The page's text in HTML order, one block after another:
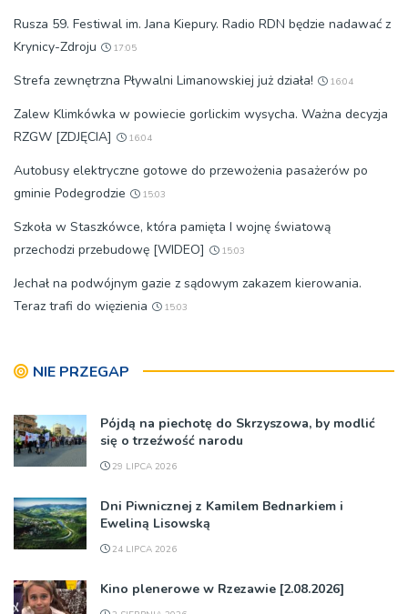
Rusza 59. Festiwal im. Jana Kiepury. Radio RDN będzie nadawać z
Krynicy-Zdroju
17:05
Strefa zewnętrzna Pływalni Limanowskiej już działa! 16:04
Zalew Klimkówka w powiecie gorlickim wysycha. Ważna decyzja
RZGW [ZDJĘCIA]
16:04
Autobusy elektryczne gotowe do przewożenia pasażerów po
gminie Podegrodzie
15:03
Szkoła w Staszkówce, która pamięta I wojnę światową
przechodzi przebudowę [WIDEO]
15:03
Jechał na podwójnym gazie z sądowym zakazem kierowania.
Teraz trafi do więzienia
15:03
NIE PRZEGAP
Pójdą na piechotę do Skrzyszowa, by modlić
się o trzeźwość narodu
29 LIPCA 2026
Dni Piwnicznej z Kamilem Bednarkiem i
Eweliną Lisowską
24 LIPCA 2026
Kino plenerowe w Rzezawie [2.08.2026]